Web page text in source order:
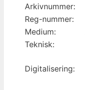
Arkivnummer:
Reg-nummer:
Medium:
Teknisk:
Digitalisering: